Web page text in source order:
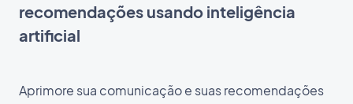
recomendações usando inteligência
artificial
Aprimore sua comunicação e suas recomendações